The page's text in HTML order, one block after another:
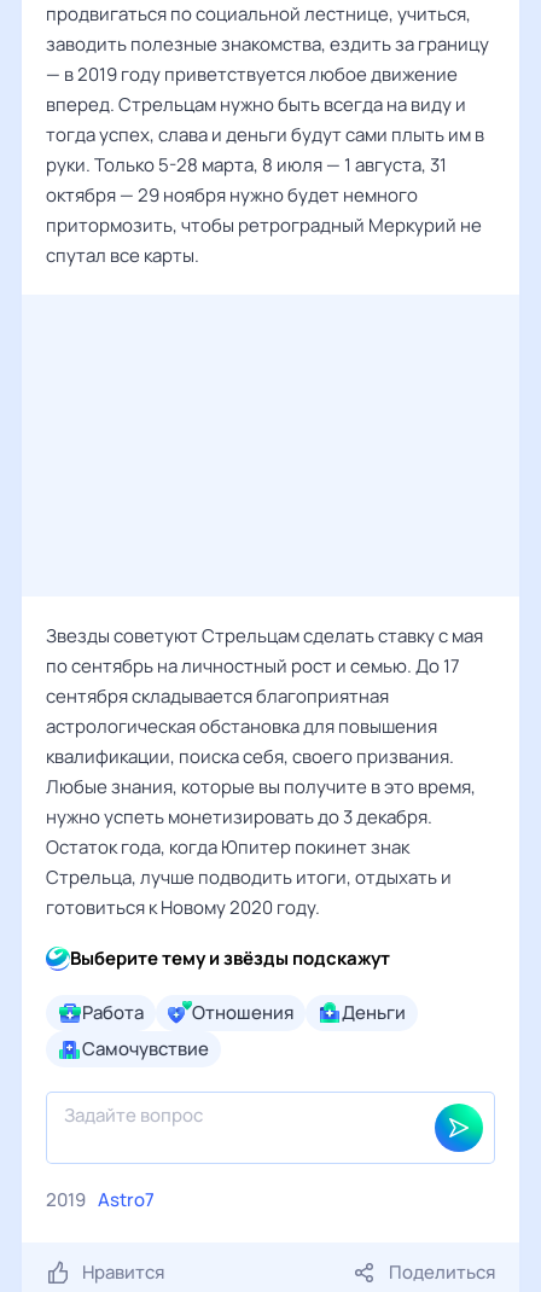
продвигаться по социальной лестнице, учиться,
заводить полезные знакомства, ездить за границу
— в 2019 году приветствуется любое движение
вперед. Стрельцам нужно быть всегда на виду и
тогда успех, слава и деньги будут сами плыть им в
руки. Только 5-28 марта, 8 июля — 1 августа, 31
октября — 29 ноября нужно будет немного
притормозить, чтобы ретроградный Меркурий не
спутал все карты.
Звезды советуют Стрельцам сделать ставку с мая
по сентябрь на личностный рост и семью. До 17
сентября складывается благоприятная
астрологическая обстановка для повышения
квалификации, поиска себя, своего призвания.
Любые знания, которые вы получите в это время,
нужно успеть монетизировать до 3 декабря.
Остаток года, когда Юпитер покинет знак
Стрельца, лучше подводить итоги, отдыхать и
готовиться к Новому 2020 году.
Выберите тему и звёзды подскажут
Работа Отношения
Деньги
Самочувствие
2019 Astro7
Нравится Поделиться